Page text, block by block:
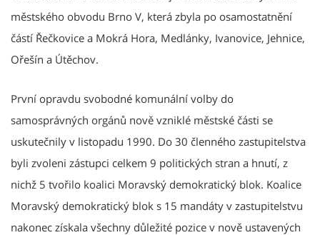
městského obvodu Brno V, která zbyla po osamostatnění
částí Řečkovice a Mokrá Hora, Medlánky, Ivanovice, Jehnice,
Ořešín a Útěchov.
První opravdu svobodné komunální volby do
samosprávných orgánů nově vzniklé městské části se
uskutečnily v listopadu 1990. Do 30 členného zastupitelstva
byli zvoleni zástupci celkem 9 politických stran a hnutí, z
nichž 5 tvořilo koalici Moravský demokratický blok. Koalice
Moravský demokratický blok s 15 mandáty v zastupitelstvu
nakonec získala všechny důležité pozice v nově ustavených